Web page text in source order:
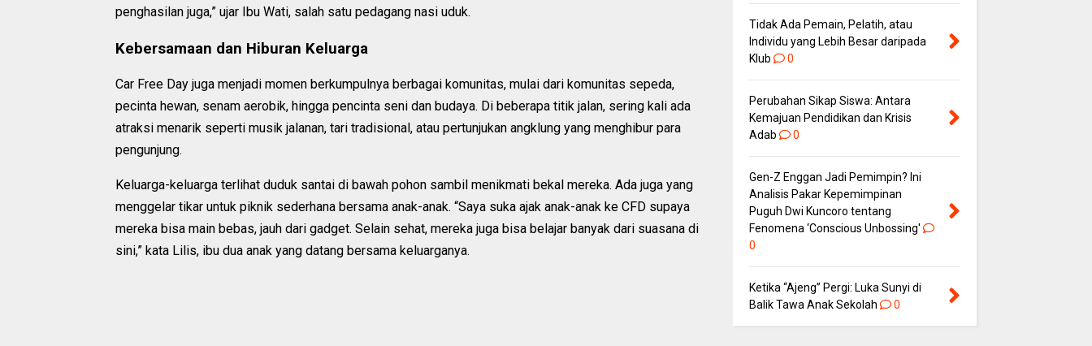
penghasilan juga,” ujar Ibu Wati, salah satu pedagang nasi uduk.
Kebersamaan dan Hiburan Keluarga
Car Free Day juga menjadi momen berkumpulnya berbagai komunitas, mulai dari komunitas sepeda,
pecinta hewan, senam aerobik, hingga pencinta seni dan budaya. Di beberapa titik jalan, sering kali ada
atraksi menarik seperti musik jalanan, tari tradisional, atau pertunjukan angklung yang menghibur para
pengunjung.
Keluarga-keluarga terlihat duduk santai di bawah pohon sambil menikmati bekal mereka. Ada juga yang
menggelar tikar untuk piknik sederhana bersama anak-anak. “Saya suka ajak anak-anak ke CFD supaya
mereka bisa main bebas, jauh dari gadget. Selain sehat, mereka juga bisa belajar banyak dari suasana di
sini,” kata Lilis, ibu dua anak yang datang bersama keluarganya.
Tidak Ada Pemain, Pelatih, atau
Individu yang Lebih Besar daripada
Klub
0
Perubahan Sikap Siswa: Antara
Kemajuan Pendidikan dan Krisis
Adab
0
Gen-Z Enggan Jadi Pemimpin? Ini
Analisis Pakar Kepemimpinan
Puguh Dwi Kuncoro tentang
Fenomena ‘Conscious Unbossing'
0
Ketika “Ajeng” Pergi: Luka Sunyi di
Balik Tawa Anak Sekolah
0